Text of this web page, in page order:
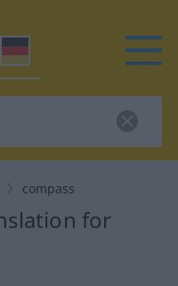
compass
for